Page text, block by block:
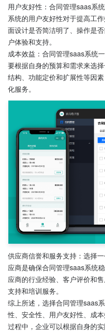
用户友好性：合同管理saas系
系统的用户友好性对于提高工
面设计是否简洁明了、操作是
户体验和支持。
成本效益：合同管理saas系统
要根据自身的预算和需求来选
结构、功能定价和扩展性等因
化服务。
供应商信誉和服务支持：选择
应商是确保合同管理saas系统
应商的行业经验、客户评价和
支持和培训服务。
综上所述，选择合同管理saas
性、安全性、用户友好性、成
过程中，企业可以根据自身的